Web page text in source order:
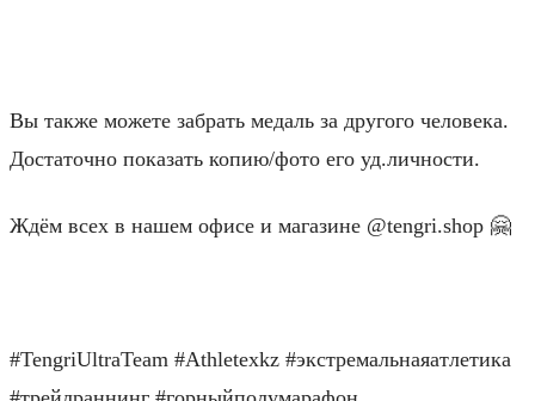
Вы также можете забрать медаль за другого человека.
Достаточно показать копию/фото его уд.личности.
Ждём всех в нашем офисе и магазине @tengri.shop 🤗
#TengriUltraTeam #Athletexkz #экстремальнаяатлетика